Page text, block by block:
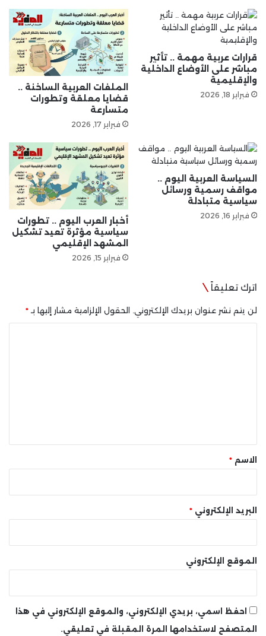
قرارات عربية مهمة .. تأثير
مباشر على الأوضاع الداخلية
والإقليمية
فبراير 18, 2026
الملفات العربية الساخنة ..
قضايا معلقة وتطورات
متسارعة
فبراير 17, 2026
السياسة العربية اليوم ..
مواقف رسمية ورسائل
سياسية متبادلة
فبراير 16, 2026
أخبار العرب اليوم .. تطورات
سياسية مؤثرة تعيد تشكيل
المشهد الإقليمي
فبراير 15, 2026
اترك تعليقاً
لن يتم نشر عنوان بريدك الإلكتروني. الحقول الإلزامية مشار إليها بـ*
* الاسم *
البريد الإلكتروني *
الموقع الإلكتروني
احفظ اسمي، بريدي الإلكتروني، والموقع الإلكتروني في هذا
المتصفح لاستخدامها المرة المقبلة في تعليقي.